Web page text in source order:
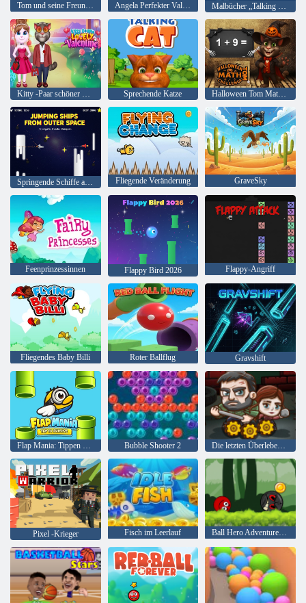
Tom und seine Freunde finden Sterne Angela Perfekter Valentinstag Malbücher „Talking Tom“.
Kitty -Paar schöner Valentinstag Sprechende Katze Halloween Tom Math Challenge
Fliegende Veränderung GraveSky
Feenprinzessinnen Flappy Bird 2026 Flappy-Angriff
Fliegendes Baby Billi Roter Ballflug Gravshift
Flap Mania: Tippen Sie, um zu überleben Bubble Shooter 2 Die letzten Überlebenden
Pixel -Krieger Fisch im Leerlauf Ball Hero Adventure: Roter Schlagball